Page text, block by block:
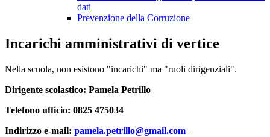
dati
Prevenzione della Corruzione
Incarichi amministrativi di vertice
Nella scuola, non esistono "incarichi" ma "ruoli dirigenziali".
Dirigente scolastico: Pamela Petrillo
Telefono ufficio: 0825 475034
Indirizzo e-mail: pamela.petrillo@gmail.com